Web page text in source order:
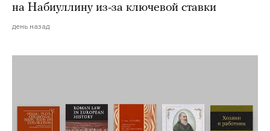
на Набиуллину из-за ключевой ставки
день назад